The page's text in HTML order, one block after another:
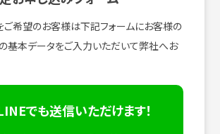
ご希望のお客様は下記フォームにお客様の
基本データをご入力いただいて弊社へお
でも送信いただけます！